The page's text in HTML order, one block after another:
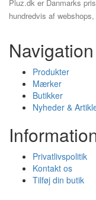
Pluz.dk er Danmarks
hundredvis af
Navigation
Produkter
Mærker
Butikker
Nyheder &
Privatlivspolitik
Kontakt os
Tilføj din butik